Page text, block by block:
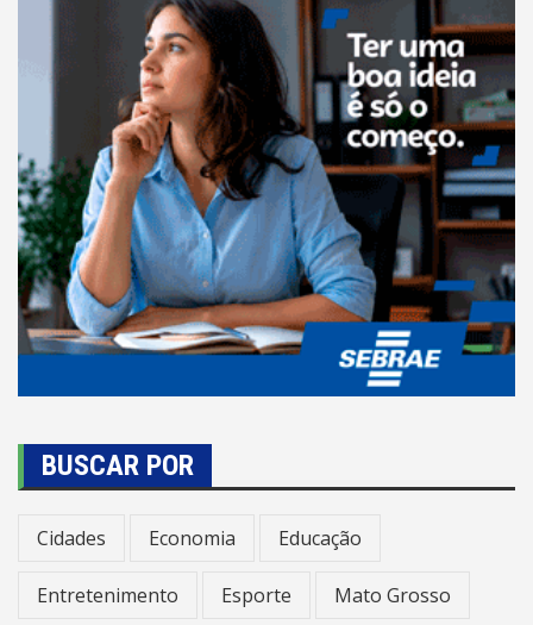
BUSCAR POR
Cidades Economia Educação
Entretenimento Esporte Mato Grosso